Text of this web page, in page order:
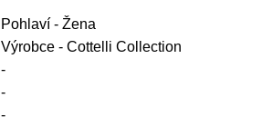
Pohlaví - Žena
Výrobce - Cottelli Collection
-
-
-